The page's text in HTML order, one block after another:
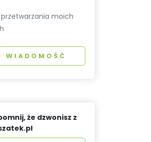
przetwarzania moich
WIADOMOŚĆ
że dzwonisz z